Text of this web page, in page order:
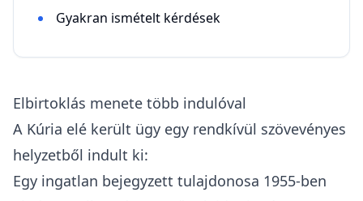
Gyakran ismételt kérdések
Elbirtoklás menete több indulóval
A Kúria elé került ügy egy rendkívül szövevényes
helyzetből indult ki:
Egy ingatlan bejegyzett tulajdonosa 1955-ben